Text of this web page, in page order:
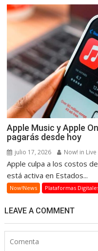
Apple Music y Apple
pagarás desde hoy
julio 17, 2026 Now! in Live
Apple culpa a los costos
está activa en Estados...
Now!News Plataformas
LEAVE A COMMENT